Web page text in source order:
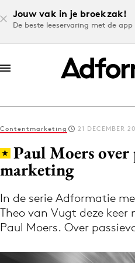
Jouw vak in je broekzak!
De beste leeservaring met de app
Log in
Volg het laatste
Contentmarketing 21 DECEMBER
Paul Moers over
marketing
In de serie Adformatie
Theo van Vugt deze
Paul Moers. Over